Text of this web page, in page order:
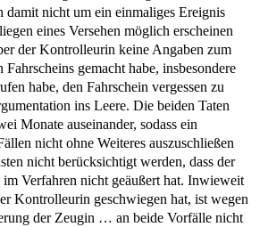
damit nicht um ein einmaliges Ereignis
eines Versehen möglich erscheinen
der Kontrolleurin keine Angaben zum
gemacht habe, insbesondere
habe, den Fahrschein vergessen zu
ins Leere. Die beiden Taten
Monate auseinander, sodass ein
nicht ohne Weiteres auszuschließen
nicht berücksichtigt werden, dass der
Verfahren nicht geäußert hat. Inwieweit
Kontrolleurin geschwiegen hat, ist wegen
der Zeugin … an beide Vorfälle nicht